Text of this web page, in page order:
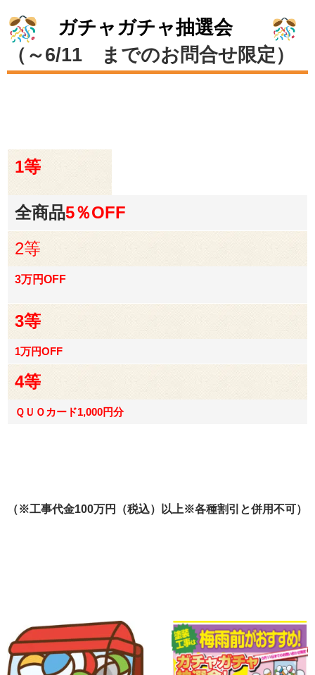
ガチャガチャ抽選会
（～6/11 までのお問合せ限定）
1等
全商品5％OFF
2等
3万円OFF
3等
1万円OFF
4等
ＱＵＯカード1,000円分
（※工事代金100万円（税込）以上※各種割引と併用不可）